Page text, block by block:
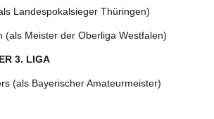
Landespokalsieger Thüringen)
(als Meister der Oberliga Westfalen)
3. LIGA
(als Bayerischer Amateurmeister)